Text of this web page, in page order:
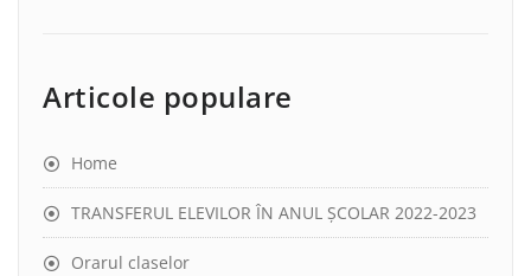
Articole populare
Home
TRANSFERUL ELEVILOR ÎN ANUL ȘCOLAR 2022-2023
Orarul claselor